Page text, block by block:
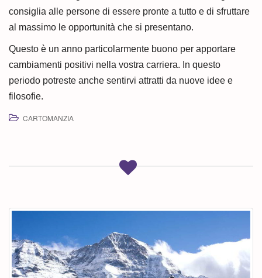
consiglia alle persone di essere pronte a tutto e di sfruttare
al massimo le opportunità che si presentano.
Questo è un anno particolarmente buono per apportare
cambiamenti positivi nella vostra carriera. In questo
periodo potreste anche sentirvi attratti da nuove idee e
filosofie.
CARTOMANZIA